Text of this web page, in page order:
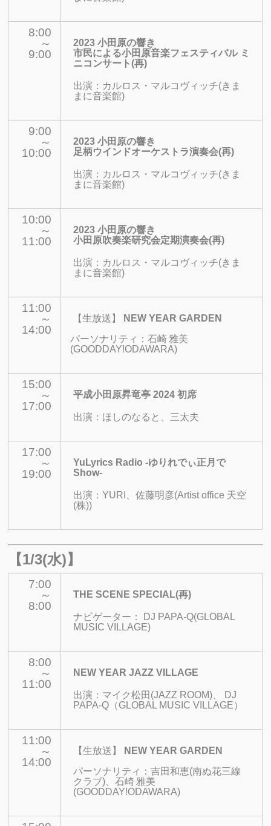
8:00
～
9:00
2023 小田原の響き
市民による小田原音楽フェスティバル ミ
ニコンサート (再)
出演： カルロス・マルコヴィッチ(きま
まに音楽館)
9:00
～
10:00
2023 小田原の響き
足柄ウインドオーケストラ演奏会(再)
出演： カルロス・マルコヴィッチ(きま
まに音楽館)
10:00
～
11:00
2023 小田原の響き
小田原吹奏楽研究会定期演奏会(再)
出演： カルロス・マルコヴィッチ(きま
まに音楽館)
11:00
～
14:00
【生放送】
NEW YEAR GARDEN
パーソナリティ：石崎 雅美
(GOODDAY!ODAWARA)
15:00
～
17:00
平成小田原昇竜亭 2024 初席
出演：ほしのなると、三太夫
17:00
～
19:00
YuLyrics Radio -ゆりれでぃ正月で
Show-
出演：YURI、佐藤明彦(Artist office 天空
(株))
【1/3(水)】
7:00
～
8:00
THE SCENE SPECIAL(再)
ナビゲーター：
DJ PAPA-Q(GLOBAL
MUSIC VILLAGE)
8:00
～
11:00
NEW YEAR JAZZ VILLAGE
出演： マイク松田(JAZZ ROOM)、 DJ
PAPA-Q（GLOBAL MUSIC VILLAGE）
11:00
～
14:00
【生放送】
NEW YEAR GARDEN
パーソナリティ：吉田和恵(南ぬ花三線
クラブ)、石崎 雅美
(GOODDAY!ODAWARA)